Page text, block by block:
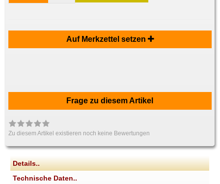
Auf Merkzettel setzen
Frage zu diesem Artikel
Zu diesem Artikel existieren noch keine Bewertungen
Details..
Technische Daten..